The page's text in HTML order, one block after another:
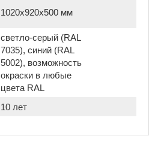
1020x920x500 мм
светло-серый (RAL
7035), синий (RAL
5002), возможность
окраски в любые
цвета RAL
10 лет